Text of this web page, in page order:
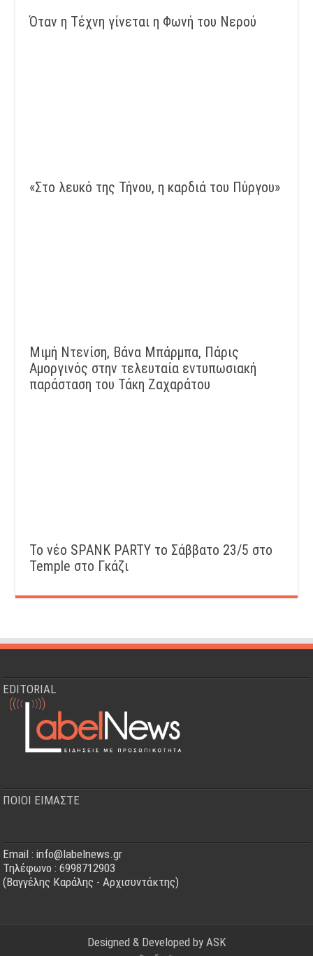
Όταν η Τέχνη γίνεται η Φωνή του Νερού
«Στο λευκό της Τήνου, η καρδιά του Πύργου»
Μιμή Ντενίση, Βάνα Μπάρμπα, Πάρις
Αμοργινός στην τελευταία εντυπωσιακή
παράσταση του Τάκη Ζαχαράτου
Το νέο SPANK PARTY το Σάββατο 23/5 στο
Temple στο Γκάζι
EDITORIAL
ΠΟΙΟΙ ΕΙΜΑΣΤΕ
Email : info@labelnews.gr
Τηλέφωνο : 6998712903
(Βαγγέλης Καράλης - Αρχισυντάκτης)
Designed & Developed by ASK